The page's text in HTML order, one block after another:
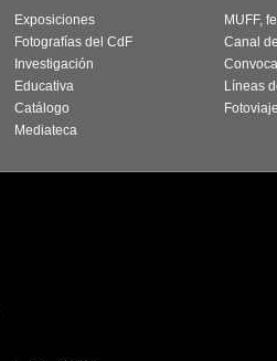
Exposiciones
Fotografías del CdF
Investigación
Educativa
Catálogo
Mediateca
MUFF,
Canal
Líneas